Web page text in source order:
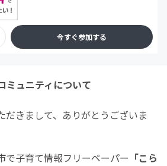
今すぐ参加する
ミュニティについて
だきまして、ありがとうございま
で子育て情報フリーペーパー 「こら